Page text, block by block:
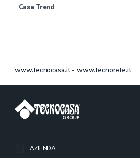
Casa Trend
www.tecnocasa.it- www.tecnorete.it
AZIENDA